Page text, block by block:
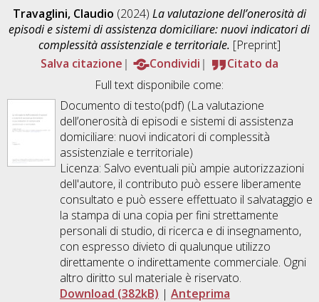
Travaglini, Claudio (2024) La valutazione dell’onerosità di
episodi e sistemi di assistenza domiciliare: nuovi indicatori di
complessità assistenziale e territoriale. [Preprint]
Salva citazione
Condividi
Citato da
Full text disponibile come:
Documento di testo(pdf) (La valutazione
dell’onerosità di episodi e sistemi di assistenza
domiciliare: nuovi indicatori di complessità
assistenziale e territoriale)
Licenza: Salvo eventuali più ampie autorizzazioni
dell'autore, il contributo può essere liberamente
consultato e può essere effettuato il salvataggio e
la stampa di una copia per fini strettamente
personali di studio, di ricerca e di insegnamento,
con espresso divieto di qualunque utilizzo
direttamente o indirettamente commerciale. Ogni
altro diritto sul materiale è riservato.
Download (382kB) | Anteprima